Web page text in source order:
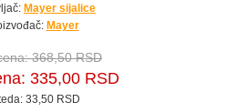
Mayer sijalice
Mayer
368,50 RSD
335,00 RSD
33,50 RSD